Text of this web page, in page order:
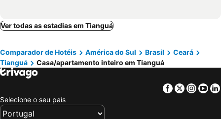
Ver todas as estadias em Tianguá
Comparador de Hotéis América do Sul Brasil
Ceará
Tianguá
Casa/apartamento inteiro em Tianguá
Facebook
Twitter
Selecione o seu país